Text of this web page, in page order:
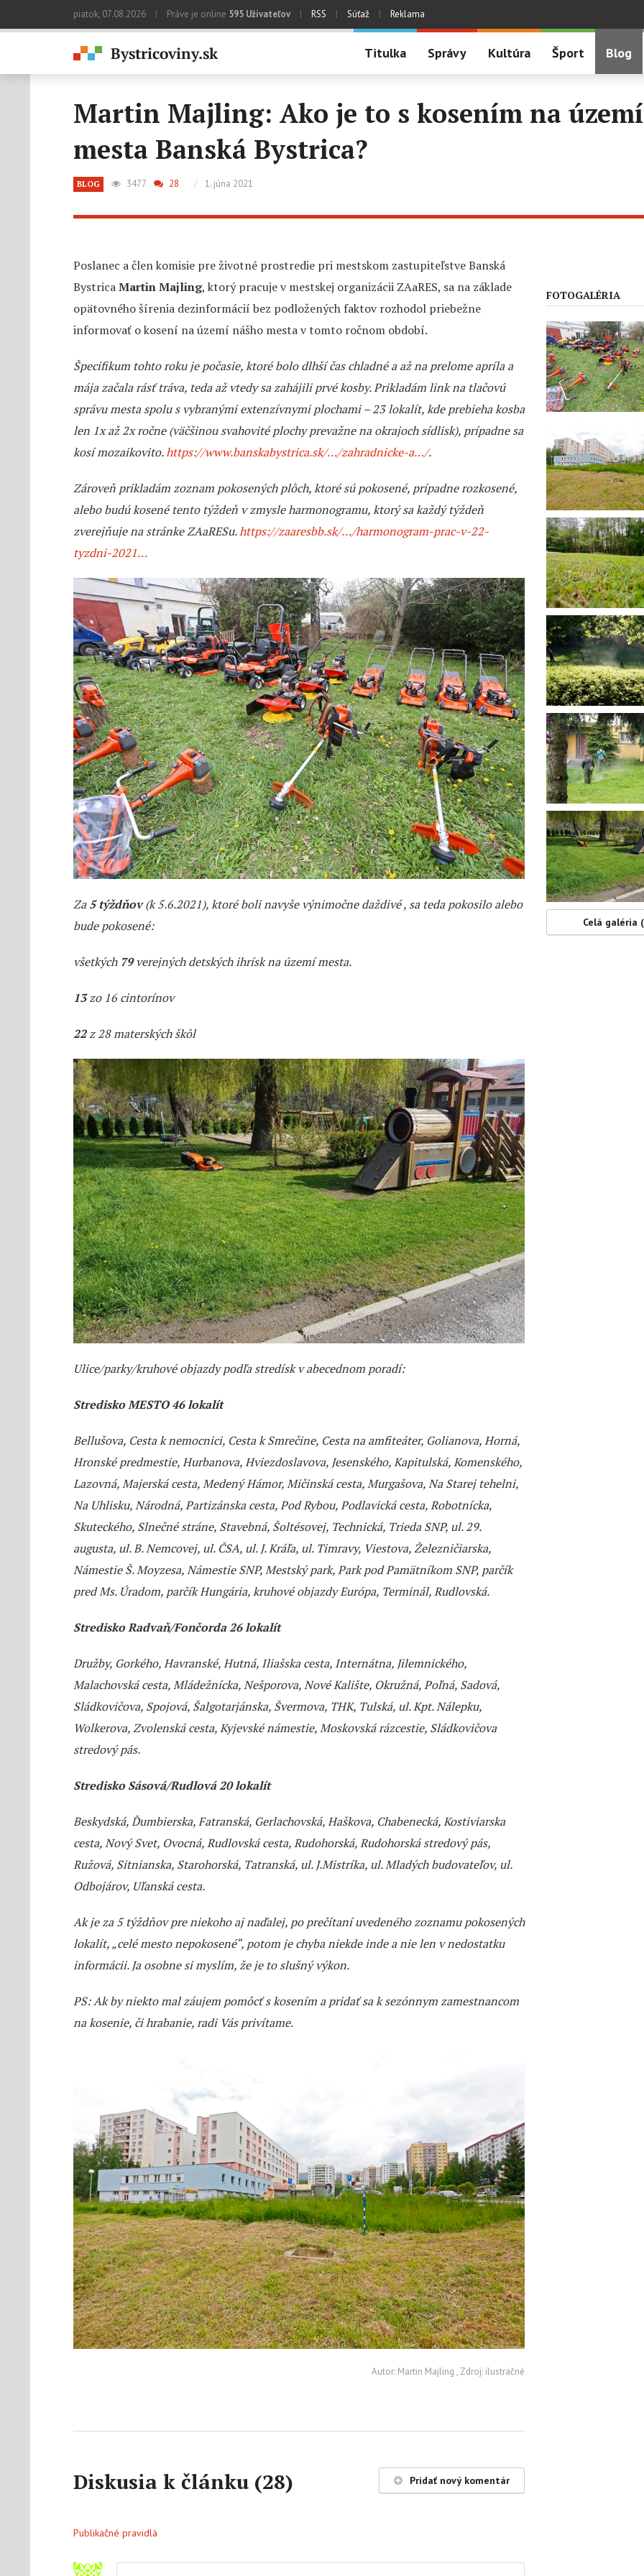
piatok, 07.08.2026 | Práve je online 595 Užívateľov | RSS | Súťaž | Reklama
Titulka Správy Kultúra Šport Blog
Martin Majling: Ako je to s kosením na území
mesta Banská Bystrica?
BLOG 3477 28 / 1. júna 2021
Poslanec a člen komisie pre životné prostredie pri mestskom zastupiteľstve Banská
BystricaMartin Majling, ktorý pracuje v mestskej organizácii ZAaRES, sa na základe
opätovného šírenia dezinformácií bez podložených faktov rozhodol priebežne
informovať o kosení na území nášho mesta v tomto ročnom období.
Špecifikum tohto roku je počasie, ktoré bolo dlhší čas chladné a až na prelome apríla a
mája začala rásť tráva, teda až vtedy sa zahájili prvé kosby. Prikladám link na tlačovú
správu mesta spolu s vybranými extenzívnymi plochami – 23 lokalít, kde prebieha kosba
len 1x až 2x ročne (väčšinou svahovité plochy prevažne na okrajoch sídlisk), prípadne sa
kosí mozaikovito.https://www.banskabystrica.sk/…/zahradnicke-a…/.
Zároveň prikladám zoznam pokosených plôch, ktoré sú pokosené, prípadne rozkosené,
alebo budú kosené tento týždeň v zmysle harmonogramu, ktorý sa každý týždeň
zverejňuje na stránke ZAaRESu.https://zaaresbb.sk/…/harmonogram-prac-v-22-
tyzdni-2021…
Za5 týždňov(k 5.6.2021), ktoré boli navyše výnimočne daždivé , sa teda pokosilo alebo
bude pokosené:
všetkých79verejných detských ihrísk na území mesta.
13zo 16 cintorínov
22z 28 materských škôl
Ulice/parky/kruhové objazdypodľa stredísk v abecednom poradí:
Stredisko MESTO 46 lokalít
Bellušova, Cesta k nemocnici, Cesta k Smrečine, Cesta na amfiteáter, Golianova, Horná,
Hronské predmestie, Hurbanova, Hviezdoslavova, Jesenského, Kapitulská, Komenského,
Lazovná, Majerská cesta, Medený Hámor, Mičinská cesta, Murgašova, Na Starej tehelni,
Na Uhlisku, Národná, Partizánska cesta, Pod Rybou, Podlavická cesta, Robotnícka,
Skuteckého, Slnečné stráne, Stavebná, Šoltésovej, Technická, Trieda SNP, ul. 29.
augusta, ul. B. Nemcovej, ul. ČSA, ul. J. Kráľa, ul. Timravy, Viestova, Železničiarska,
Námestie Š. Moyzesa, Námestie SNP, Mestský park, Park pod Pamätníkom SNP, parčík
pred Ms. Úradom, parčík Hungária, kruhové objazdy Európa, Terminál, Rudlovská.
Stredisko Radvaň/Fončorda 26 lokalít
Družby, Gorkého, Havranské, Hutná, Iliašska cesta, Internátna, Jilemnického,
Malachovská cesta, Mládežnícka, Nešporova, Nové Kalište, Okružná, Poľná, Sadová,
Sládkovičova, Spojová, Šalgotarjánska, Švermova, THK, Tulská, ul. Kpt. Nálepku,
Wolkerova, Zvolenská cesta, Kyjevské námestie, Moskovská rázcestie, Sládkovičova
stredový pás.
Stredisko Sásová/Rudlová 20 lokalít
Beskydská, Ďumbierska, Fatranská, Gerlachovská, Haškova, Chabenecká, Kostiviarska
cesta, Nový Svet, Ovocná, Rudlovská cesta, Rudohorská, Rudohorská stredový pás,
Ružová, Sitnianska, Starohorská, Tatranská, ul. J.Mistríka, ul. Mladých budovateľov, ul.
Odbojárov, Uľanská cesta.
Ak je za 5 týždňov pre niekoho aj naďalej, po prečítaní uvedeného zoznamu pokosených
lokalít, „celé mesto nepokosené“, potom je chyba niekde inde a nie len v nedostatku
informácii. Ja osobne si myslím, že je to slušný výkon.
PS: Ak by niekto mal záujem pomôcť s kosením a pridať sa k sezónnym zamestnancom
na kosenie, či hrabanie, radi Vás privítame.
Autor: Martin Majling , Zdroj: ilustračné
FOTOGALÉRIA
Celá galéria
Diskusia k článku (28) Pridať nový komentár
Publikačné pravidlá